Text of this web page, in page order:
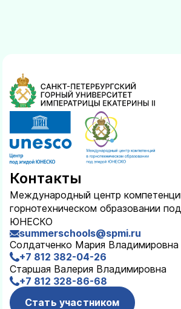
Контакты
Международный центр
горнотехническом образовании
ЮНЕСКО
summerschools@spmi.ru
Солдатченко Мария Владимировна
+7 812 382-04-26
Старшая Валерия Владимировна
+7 812 328-86-68
Стать участником